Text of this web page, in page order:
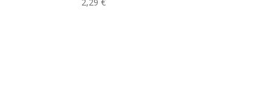
5.00